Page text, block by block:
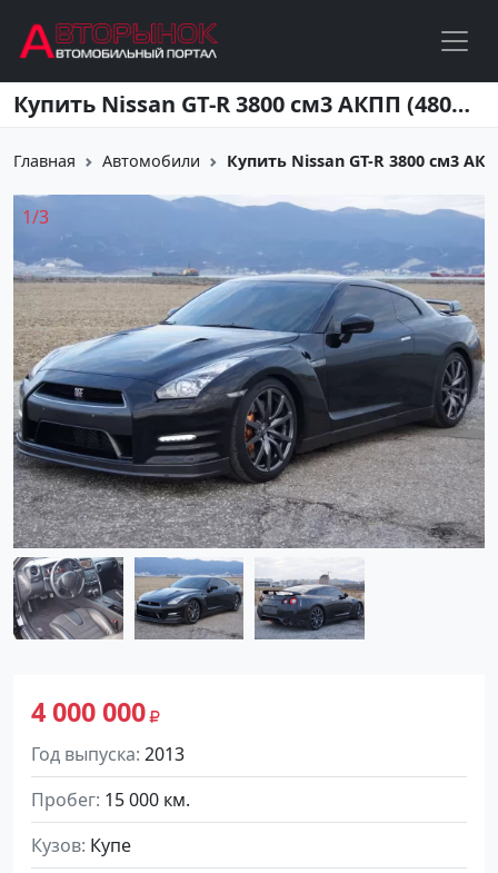
Перейти к основному содержанию Купить Nissan GT-R 3800 см3 АКПП (480 л.с.) Бензин инжектор в Новороссийск: цвет черный Купе 2013 года по цене 4000000 рублей, объявление №3223 на сайте Авторынок23
Главная Автомобили Купить Nissan GT-R 3800 см3
4 000 000
Год выпуска 2013
Пробег 15 000 км.
Кузов Купе
1/3